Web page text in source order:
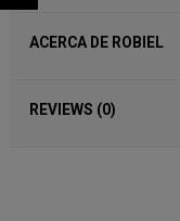
ACERCA DE ROBIEL
REVIEWS (0)